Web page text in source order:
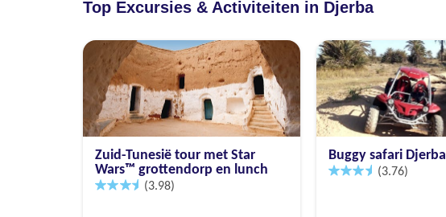
Top Excursies & Activiteiten in Djerba
Zuid-Tunesië tour met Star
Wars™ grottendorp en lunch
(3.98)
Buggy safari Djerba
(3.76)